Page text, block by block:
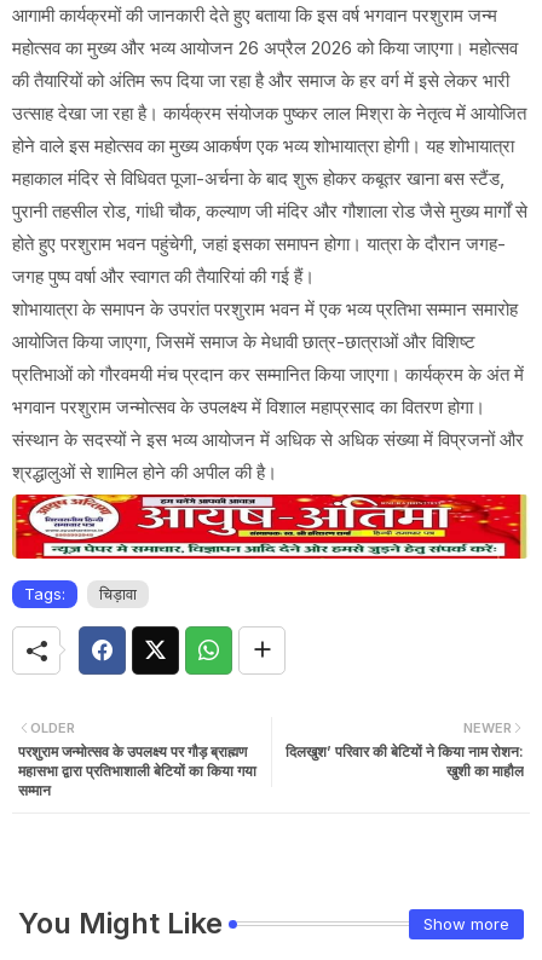
आगामी कार्यक्रमों की जानकारी देते हुए बताया कि इस वर्ष भगवान परशुराम जन्म
महोत्सव का मुख्य और भव्य आयोजन 26 अप्रैल 2026 को किया जाएगा। महोत्सव
की तैयारियों को अंतिम रूप दिया जा रहा है और समाज के हर वर्ग में इसे लेकर भारी
उत्साह देखा जा रहा है। कार्यक्रम संयोजक पुष्कर लाल मिश्रा के नेतृत्व में आयोजित
होने वाले इस महोत्सव का मुख्य आकर्षण एक भव्य शोभायात्रा होगी। यह शोभायात्रा
महाकाल मंदिर से विधिवत पूजा-अर्चना के बाद शुरू होकर कबूतर खाना बस स्टैंड,
पुरानी तहसील रोड, गांधी चौक, कल्याण जी मंदिर और गौशाला रोड जैसे मुख्य मार्गों से
होते हुए परशुराम भवन पहुंचेगी, जहां इसका समापन होगा। यात्रा के दौरान जगह-
जगह पुष्प वर्षा और स्वागत की तैयारियां की गई हैं।
​शोभायात्रा के समापन के उपरांत परशुराम भवन में एक भव्य प्रतिभा सम्मान समारोह
आयोजित किया जाएगा, जिसमें समाज के मेधावी छात्र-छात्राओं और विशिष्ट
प्रतिभाओं को गौरवमयी मंच प्रदान कर सम्मानित किया जाएगा। कार्यक्रम के अंत में
भगवान परशुराम जन्मोत्सव के उपलक्ष्य में विशाल महाप्रसाद का वितरण होगा।
संस्थान के सदस्यों ने इस भव्य आयोजन में अधिक से अधिक संख्या में विप्रजनों और
श्रद्धालुओं से शामिल होने की अपील की है।
Tags: चिड़ावा
NEWER
दिलखुश’ प​रिवार की बेटियों ने किया नाम रोशन:
खुशी का माहौल
OLDER
परशुराम जन्मोत्सव के उपलक्ष्य पर गौड़ ब्राह्मण
महासभा द्वारा प्रतिभाशाली बेटियों का किया गया
सम्मान
You Might Like Show more